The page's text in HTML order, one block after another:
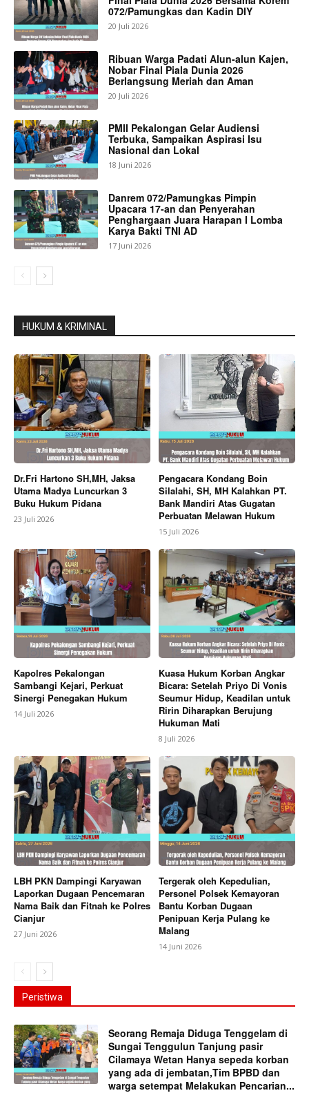
072/Pamungkas dan Kadin DIY
20 Juli 2026
Ribuan Warga Padati Alun-alun Kajen,
Nobar Final Piala Dunia 2026
Berlangsung Meriah dan Aman
20 Juli 2026
PMII Pekalongan Gelar Audiensi
Terbuka, Sampaikan Aspirasi Isu
Nasional dan Lokal
18 Juni 2026
Danrem 072/Pamungkas Pimpin
Upacara 17-an dan Penyerahan
Penghargaan Juara Harapan I Lomba
Karya Bakti TNI AD
17 Juni 2026
HUKUM & KRIMINAL
Dr.Fri Hartono SH,MH, Jaksa
Utama Madya Luncurkan 3
Buku Hukum Pidana
23 Juli 2026
Pengacara Kondang Boin
Silalahi, SH, MH Kalahkan PT.
Bank Mandiri Atas Gugatan
Perbuatan Melawan Hukum
15 Juli 2026
Kapolres Pekalongan
Sambangi Kejari, Perkuat
Sinergi Penegakan Hukum
14 Juli 2026
Kuasa Hukum Korban Angkar
Bicara: Setelah Priyo Di Vonis
Seumur Hidup, Keadilan untuk
Ririn Diharapkan Berujung
Hukuman Mati
8 Juli 2026
LBH PKN Dampingi Karyawan
Laporkan Dugaan Pencemaran
Nama Baik dan Fitnah ke Polres
Cianjur
27 Juni 2026
Tergerak oleh Kepedulian,
Personel Polsek Kemayoran
Bantu Korban Dugaan
Penipuan Kerja Pulang ke
Malang
14 Juni 2026
Peristiwa
Seorang Remaja Diduga Tenggelam di
Sungai Tenggulun Tanjung pasir
Cilamaya Wetan Hanya sepeda korban
yang ada di jembatan,Tim BPBD dan
warga setempat Melakukan Pencarian...